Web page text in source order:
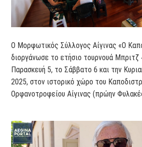
Ο Μορφωτικός Σύλλογος Αίγινας «Ο
διοργάνωσε το ετήσιο τουρνουά Μπριτζ
Παρασκευή 5, το Σάββατο 6 και την
2025, στον ιστορικό χώρο του
Ορφανοτροφείου Αίγινας (πρώην